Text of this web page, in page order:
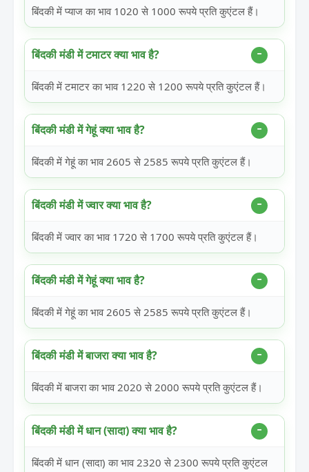
बिंदकी में प्याज का भाव 1020 से 1000 रूपये प्रति कुएंटल हैं।
बिंदकी मंडी में टमाटर क्या भाव है?
बिंदकी में टमाटर का भाव 1220 से 1200 रूपये प्रति कुएंटल हैं।
बिंदकी मंडी में गेहूं क्या भाव है?
बिंदकी में गेहूं का भाव 2605 से 2585 रूपये प्रति कुएंटल हैं।
बिंदकी मंडी में ज्वार क्या भाव है?
बिंदकी में ज्वार का भाव 1720 से 1700 रूपये प्रति कुएंटल हैं।
बिंदकी मंडी में गेहूं क्या भाव है?
बिंदकी में गेहूं का भाव 2605 से 2585 रूपये प्रति कुएंटल हैं।
बिंदकी मंडी में बाजरा क्या भाव है?
बिंदकी में बाजरा का भाव 2020 से 2000 रूपये प्रति कुएंटल हैं।
बिंदकी मंडी में धान (सादा) क्या भाव है?
बिंदकी में धान (सादा) का भाव 2320 से 2300 रूपये प्रति कुएंटल